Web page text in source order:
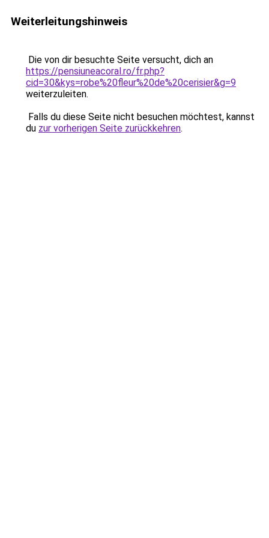
Weiterleitungshinweis
Die von dir besuchte Seite versucht, dich an
https://pensiuneacoral.ro/fr.php?
cid=30&kys=robe%20fleur%20de%20cerisier&g=9
weiterzuleiten.
Falls du diese Seite nicht besuchen möchtest, kannst
du zur vorherigen Seite zurückkehren.